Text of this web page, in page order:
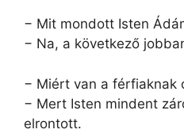
− Mit mondott Isten
− Na, a következő
− Miért van a férfiaknak
− Mert Isten mindent
elrontott.